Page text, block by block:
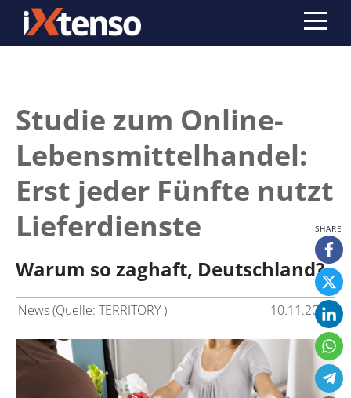
Studie zum Online-
Lebensmittelhandel:
Erst jeder Fünfte nutzt
Lieferdienste
Warum so zaghaft, Deutschland?
News (Quelle: TERRITORY ) 10.11.2017